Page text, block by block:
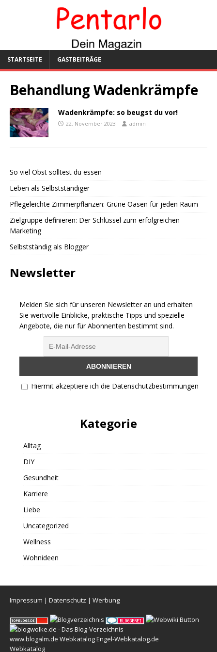
STARTSEITE GASTBEITRÄGE
Behandlung Wadenkrämpfe
Wadenkrämpfe: so beugst du vor!
22. November 2023 admin
So viel Obst solltest du essen
Leben als Selbstständiger
Pflegeleichte Zimmerpflanzen: Grüne Oasen für jeden Raum
Zielgruppe definieren: Der Schlüssel zum erfolgreichen
Marketing
Selbstständig als Blogger
Newsletter
Melden Sie sich für unseren Newsletter an und erhalten
Sie wertvolle Einblicke, praktische Tipps und spezielle
Angebote, die nur für Abonnenten bestimmt sind.
Hiermit akzeptiere ich die Datenschutzbestimmungen
Kategorie
Alltag
DIY
Gesundheit
Karriere
Liebe
Uncategorized
Wellness
Wohnideen
Impressum | Datenschutz | Werbung
www.blogalm.de WebkatalogEngel-Webkatalog.de
Webkatalog